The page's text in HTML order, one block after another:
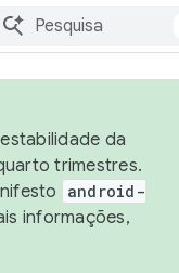
da
trimestres.
android-
informações,